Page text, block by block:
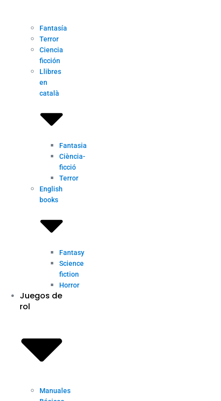
Fantasía
Terror
Ciencia
ficción
Llibres
en
català
Fantasia
Ciència-
ficció
Terror
English
books
Fantasy
Science
fiction
Horror
Juegos de
rol
Manuales